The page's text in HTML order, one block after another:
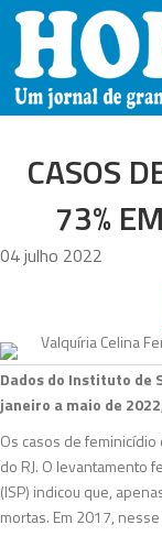
CASOS
73%
04 julho 2022
Dados do Instituto de
janeiro a maio de
Os casos de
do RJ. O levantamento
(ISP) indicou que,
mortas. Em 2017,